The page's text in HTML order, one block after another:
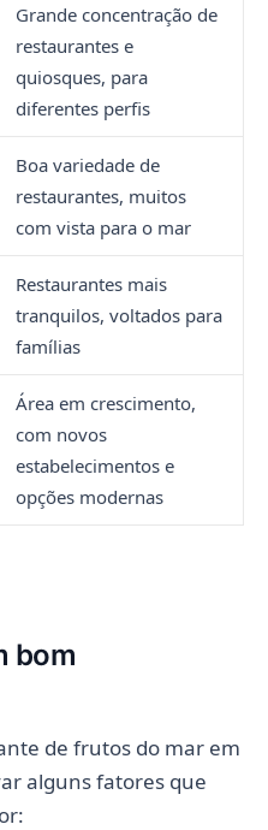
Grande concentração de
restaurantes e
quiosques, para
diferentes perfis
Boa variedade de
restaurantes, muitos
com vista para o mar
Restaurantes mais
tranquilos, voltados para
famílias
Área em crescimento,
com novos
estabelecimentos e
opções modernas
bom
de frutos do mar em
alguns fatores que